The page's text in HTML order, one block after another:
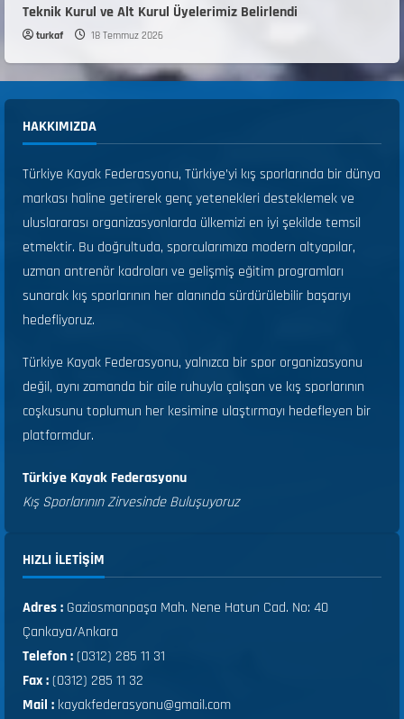
Teknik Kurul ve Alt Kurul Üyelerimiz Belirlendi
turkaf 18 Temmuz 2026
HAKKIMIZDA
Türkiye Kayak Federasyonu, Türkiye’yi kış sporlarında bir dünya
markası haline getirerek genç yetenekleri desteklemek ve
uluslararası organizasyonlarda ülkemizi en iyi şekilde temsil
etmektir. Bu doğrultuda, sporcularımıza modern altyapılar,
uzman antrenör kadroları ve gelişmiş eğitim programları
sunarak kış sporlarının her alanında sürdürülebilir başarıyı
hedefliyoruz.
Türkiye Kayak Federasyonu, yalnızca bir spor organizasyonu
değil, aynı zamanda bir aile ruhuyla çalışan ve kış sporlarının
coşkusunu toplumun her kesimine ulaştırmayı hedefleyen bir
platformdur.
Türkiye Kayak Federasyonu
Kış Sporlarının Zirvesinde Buluşuyoruz
HIZLI ILETIŞIM
Adres : Gaziosmanpaşa Mah. Nene Hatun Cad. No: 40
Çankaya/Ankara
Telefon :(0312) 285 11 31
Fax :(0312) 285 11 32
Mail : kayakfederasyonu@gmail.com